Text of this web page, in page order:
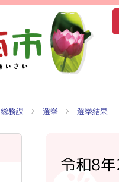
総務課 選挙 選挙結果
令和8